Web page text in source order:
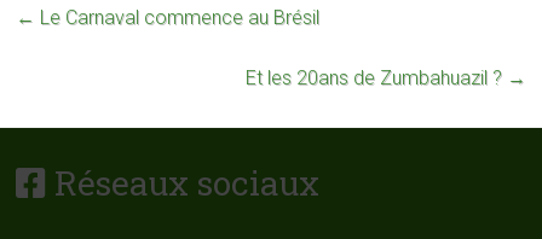
← Le Carnaval commence au Brésil
Et les 20ans de Zumbahuazil ? →
Réseaux sociaux